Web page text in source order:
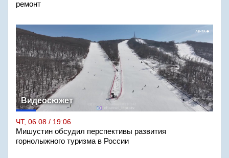
ремонт
Видеосюжет
ЧТ, 06.08 / 19:06
Мишустин обсудил перспективы развития
горнолыжного туризма в России